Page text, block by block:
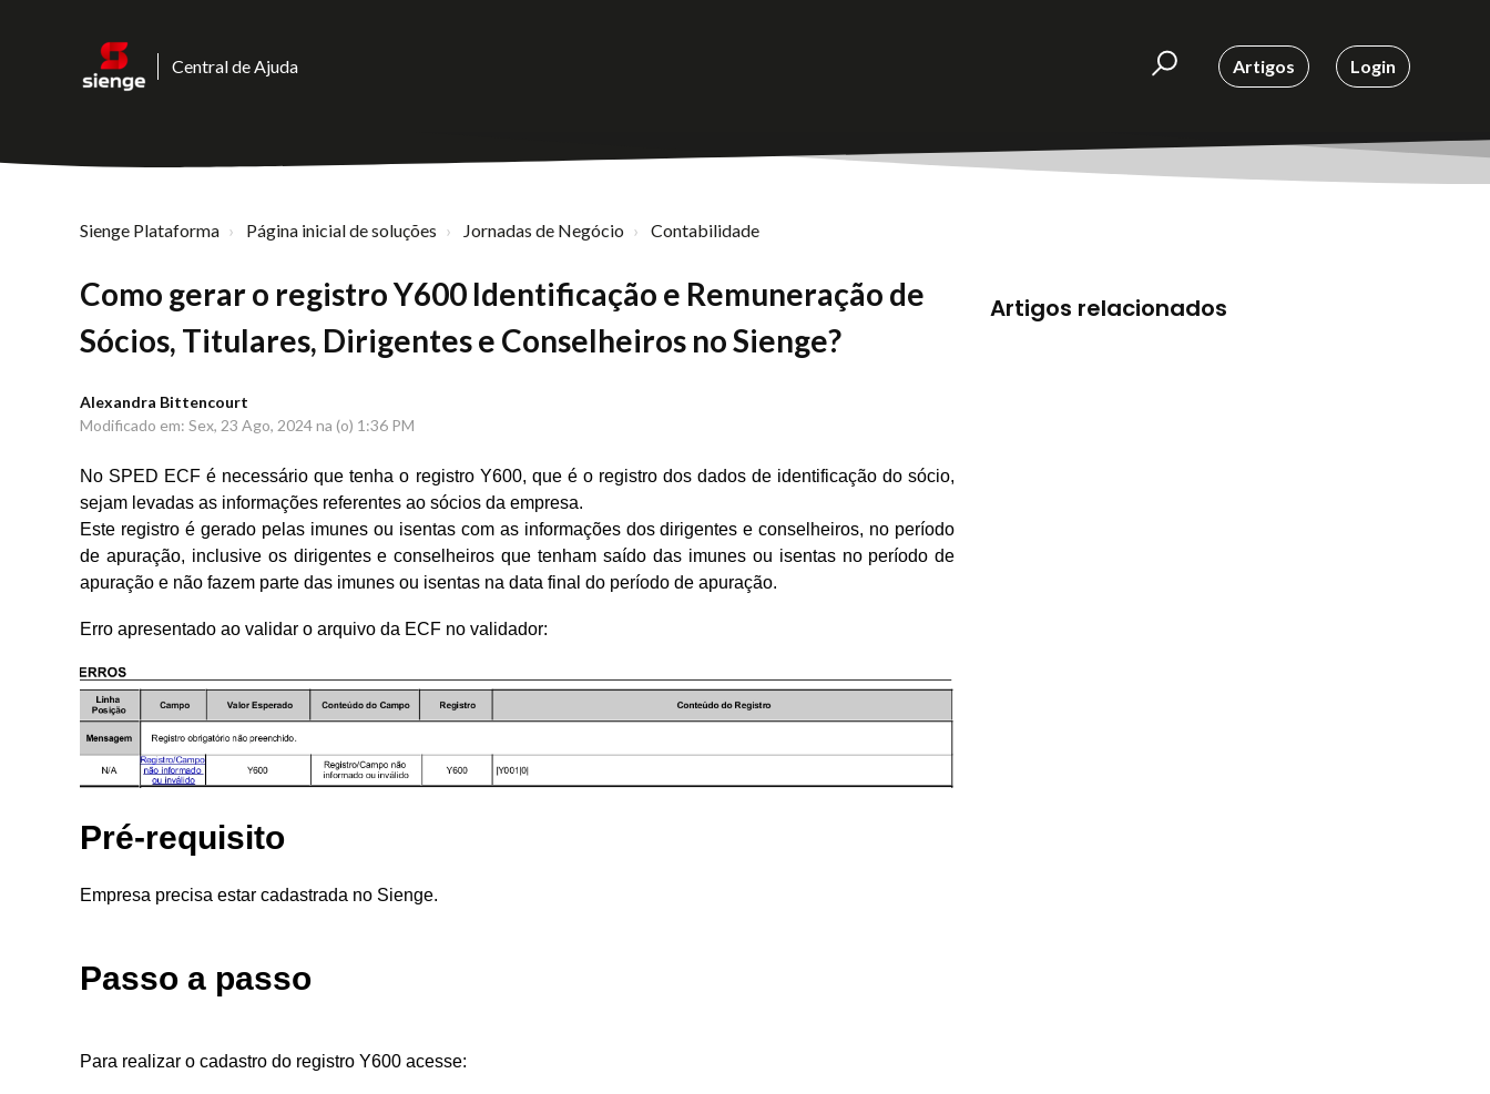
Central de Ajuda Artigos Login
Sienge Plataforma Página inicial de soluções Jornadas de Negócio Contabilidade
Como gerar o registro Y600 Identificação e Remuneração de
Sócios, Titulares, Dirigentes e Conselheiros no Sienge?
Alexandra Bittencourt
Modificado em: Sex, 23 Ago, 2024 na (o) 1:36 PM
No SPED ECF é necessário que tenha o registro Y600, que é o registro dos dados de identificação do sócio,
sejam levadas as informações referentes ao sócios da empresa.
Este registro é gerado pelas imunes ou isentas com as informações dos dirigentes e conselheiros, no período
de apuração, inclusive os dirigentes e conselheiros que tenham saído das imunes ou isentas no período de
apuração e não fazem parte das imunes ou isentas na data final do período de apuração.
Erro apresentado ao validar o arquivo da ECF no validador:
Pré-requisito
Empresa precisa estar cadastrada no Sienge.
Passo a passo
Para realizar o cadastro do registro Y600 acesse:
Artigos relacionados